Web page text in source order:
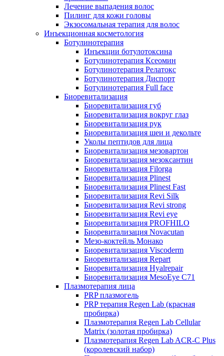
Лечение выпадения волос
Пилинг для кожи головы
Экзосомальная терапия для волос
Инъекционная косметология
Ботулинотерапия
Инъекции ботулотоксина
Ботулинотерапия Ксеомин
Ботулинотерапия Релатокс
Ботулинотерапия Диспорт
Ботулинотерапия Full face
Биоревитализация
Биоревитализация губ
Биоревитализация вокруг глаз
Биоревитализация рук
Биоревитализация шеи и декольте
Уколы пептидов для лица
Биоревитализация мезовартон
Биоревитализация мезоксантин
Биоревитализация Filorga
Биоревитализация Plinest
Биоревитализация Plinest Fast
Биоревитализация Revi Silk
Биоревитализация Revi strong
Биоревитализация Revi eye
Биоревитализация PROFHILO
Биоревитализация Novacutan
Мезо-коктейль Монако
Биоревитализация Viscoderm
Биоревитализация Repart
Биоревитализация Hyalrepair
Биоревитализация MesoEye C71
Плазмотерапия лица
PRP плазмогель
PRP терапия Regen Lab (красная
пробирка)
Плазмотерапия Regen Lab Cellular
Matrix (золотая пробирка)
Плазмотерапия Regen Lab ACR-C Plus
(королевский набор)